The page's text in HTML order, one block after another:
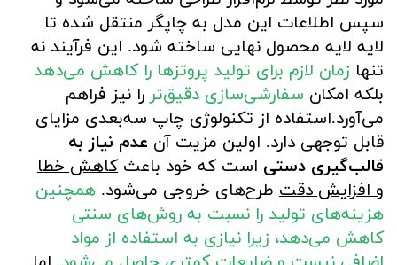
سپس اطلاعات این مدل به چاپگر منتقل شده تا
لایه لایه محصول نهایی ساخته شود. این فرآیند نه
تنها زمان لازم برای تولید پروتزها را کاهش می‌دهد
بلکه امکان سفارشی‌سازی دقیق‌تر را نیز فراهم
می‌آورد.استفاده از تکنولوژی چاپ سه‌بعدی مزایای
قابل توجهی دارد. اولین مزیت آن عدم نیاز به
قالب‌گیری دستی است که خود باعثکاهش خطا
و افزایش دقت طرح‌های خروجی می‌شود. همچنین
هزینه‌های تولید را نسبت به روش‌های سنتی
کاهش می‌دهد، زیرا نیازی به استفاده از مواد